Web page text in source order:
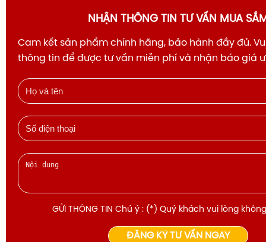
NHẬN THÔNG TIN TƯ VẤN MUA
Cam kết sản phẩm chính hãng, bảo hành đầy đủ.
thông tin để được tư vấn miễn phí và nhận báo giá
GỬI THÔNG TIN Chú ý : (*) Quý khách vui lòng
ĐĂNG KÝ TƯ VẤN NGAY